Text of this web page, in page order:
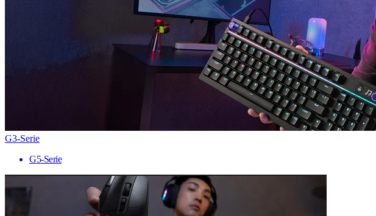
G3-Serie
G5-Serie